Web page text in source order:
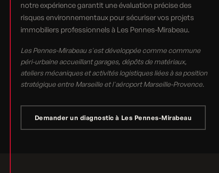
notre expérience garantit une évaluation précise des
risques environnementaux pour sécuriser vos projets
immobiliers professionnels à Les Pennes-Mirabeau.
Les Pennes-Mirabeau s'est développée comme commune
péri-urbaine accueillant garages, dépôts de matériaux,
ateliers mécaniques et activités logistiques liées à sa position
stratégique entre Marseille et l'aéroport Marseille-Provence.
Demander un diagnostic à Les Pennes-Mirabeau